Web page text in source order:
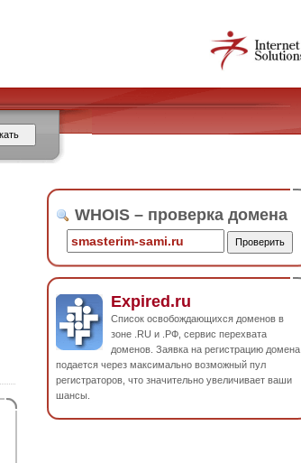
WHOIS – проверка домена
Expired.ru
Список освобождающихся доменов в
зоне .RU и .РФ, сервис перехвата
доменов. Заявка на регистрацию домена
подается через максимально возможный пул
регистраторов, что значительно увеличивает ваши
шансы.